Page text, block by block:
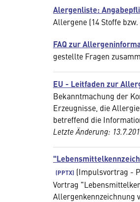
Alergenliste:
Allergene (14 Stoffe
FAQ zur
gestellte Fragen
EU - Leitfaden zur
Bekanntmachung der
Erzeugnisse, die
betreffend die
Letzte Änderung:
(Impulsvortrag -
Vortrag
Allergenkennzeichnung